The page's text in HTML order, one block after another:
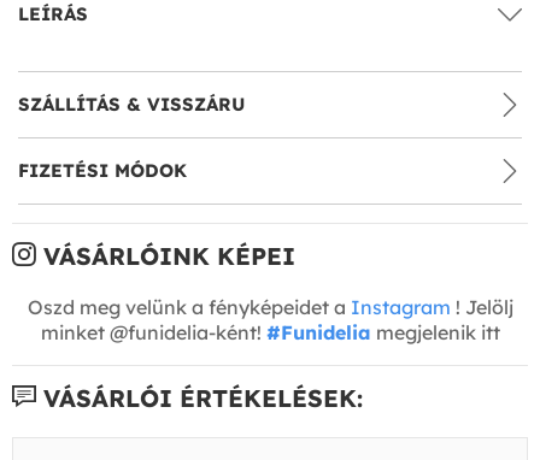
LEÍRÁS
SZÁLLÍTÁS & VISSZÁRU
FIZETÉSI MÓDOK
VÁSÁRLÓINK KÉPEI
Oszd meg velünk a fényképeidet a Instagram ! Jelölj
minket @funidelia-ként! #Funidelia megjelenik itt
VÁSÁRLÓI ÉRTÉKELÉSEK: